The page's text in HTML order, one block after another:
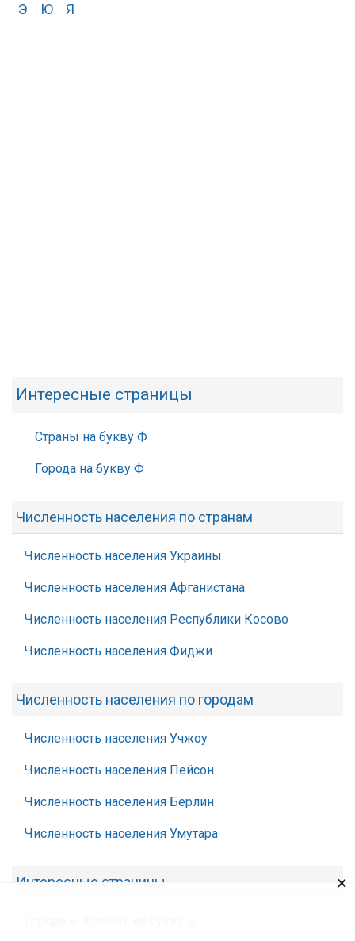
Э
Ю Я
Интересные страницы
Страны на букву Ф
Города на букву Ф
Численность населения по странам
Численность населения Украины
Численность населения Афганистана
Численность населения Республики Косово
Численность населения Фиджи
Численность населения по городам
Численность населения Учжоу
Численность населения Пейсон
Численность населения Берлин
Численность населения Умутара
Интересные страницы ×